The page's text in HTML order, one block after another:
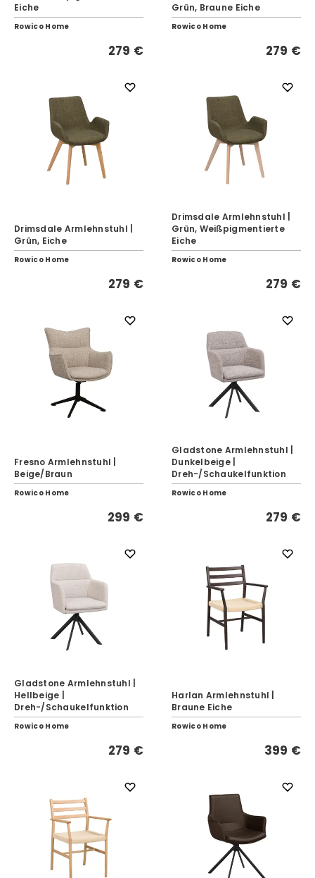
Eiche
Rowico Home
279 €
Grün, Braune Eiche
Rowico Home
279 €
Drimsdale Armlehnstuhl |
Grün, Eiche
Rowico Home
279 €
Drimsdale Armlehnstuhl |
Grün, Weißpigmentierte
Eiche
Rowico Home
279 €
Fresno Armlehnstuhl |
Beige/Braun
Rowico Home
299 €
Gladstone Armlehnstuhl |
Dunkelbeige |
Dreh-/Schaukelfunktion
Rowico Home
279 €
Gladstone Armlehnstuhl |
Hellbeige |
Dreh-/Schaukelfunktion
Rowico Home
279 €
Harlan Armlehnstuhl |
Braune Eiche
Rowico Home
399 €